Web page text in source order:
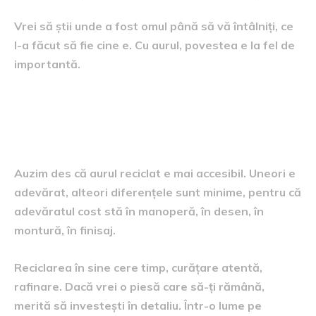
Vrei să știi unde a fost omul până să vă întâlniți, ce
l-a făcut să fie cine e. Cu aurul, povestea e la fel de
importantă.
Auzim des că aurul reciclat e mai accesibil. Uneori e
adevărat, alteori diferențele sunt minime, pentru că
adevăratul cost stă în manoperă, în desen, în
montură, în finisaj.
Reciclarea în sine cere timp, curățare atentă,
rafinare. Dacă vrei o piesă care să-ți rămână,
merită să investești în detaliu. Într-o lume pe